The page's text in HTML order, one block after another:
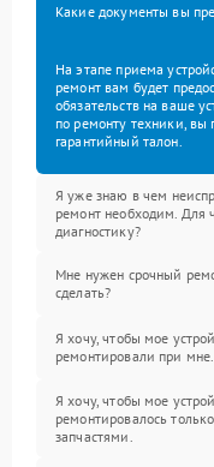
Какие документы вы
На этапе приема
ремонт вам будет
обязательств на ваше
по ремонту техники, вы
гарантийный талон.
Я уже знаю в чем
ремонт необходим. Для
диагностику?
Мне нужен срочный
сделать?
Я хочу, чтобы мое
ремонтировали при мне.
Я хочу, чтобы мое
ремонтировалось
запчастями.